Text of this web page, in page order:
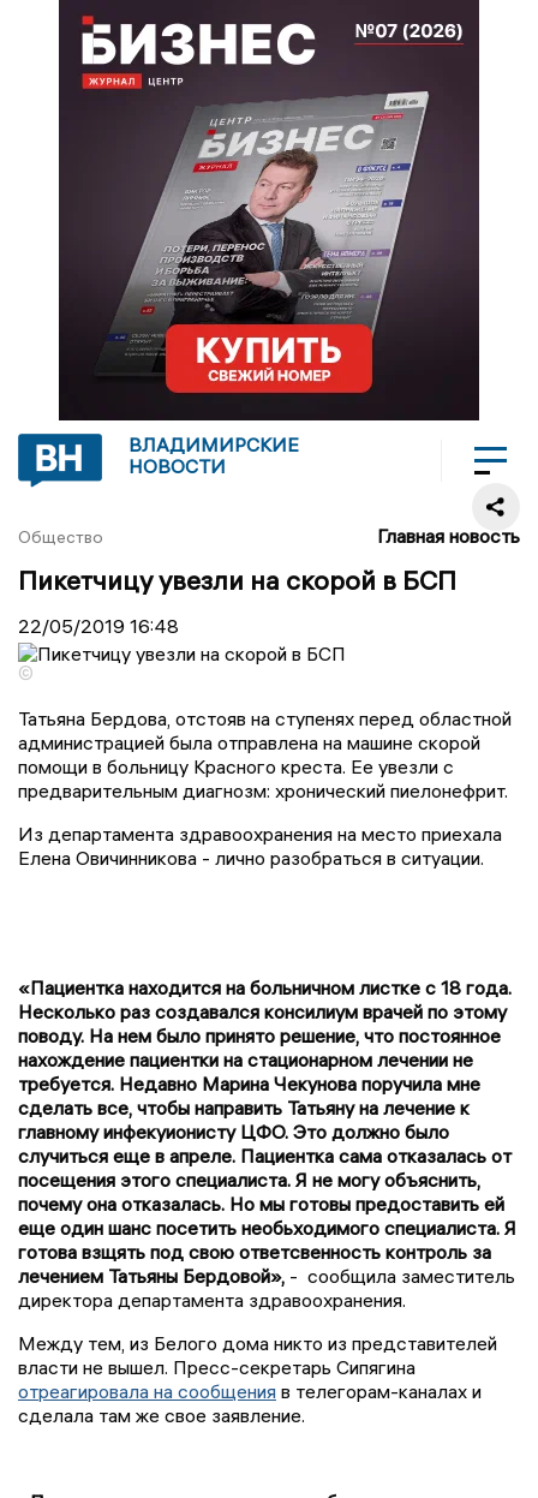
ВЛАДИМИРСКИЕ
НОВОСТИ
Общество Главная новость
Пикетчицу увезли на скорой в БСП
22/05/2019 16:48
©
Татьяна Бердова, отстояв на ступенях перед областной
администрацией была отправлена на машине скорой
помощи в больницу Красного креста. Ее увезли с
предварительным диагнозм: хронический пиелонефрит.
Из департамента здравоохранения на место приехала
Елена Овичинникова - лично разобраться в ситуации.
«Пациентка находится на больничном листке с 18 года.
Несколько раз создавался консилиум врачей по этому
поводу. На нем было принято решение, что постоянное
нахождение пациентки на стационарном лечении не
требуется. Недавно Марина Чекунова поручила мне
сделать все, чтобы направить Татьяну на лечение к
главному инфекуионисту ЦФО. Это должно было
случиться еще в апреле. Пациентка сама отказалась от
посещения этого специалиста. Я не могу объяснить,
почему она отказалась. Но мы готовы предоставить ей
еще один шанс посетить необьходимого специалиста. Я
готова взщять под свою ответсвенность контроль за
лечением Татьяны Бердовой», - сообщила заместитель
директора департамента здравоохранения.
Между тем, из Белого дома никто из представителей
власти не вышел. Пресс-секретарь Сипягина
отреагировала на сообщения в телегорам-каналах и
сделала там же свое заявление.